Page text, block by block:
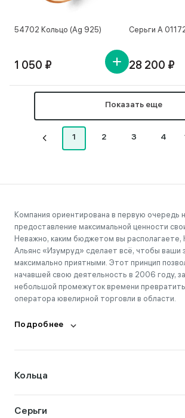
54702 Кольцо (Ag 925)
1 050 ₽ 28 200 ₽
Показать еще
1 2 3 4
Компания ориентирована в первую очередь
предоставление максимальной ценности
Неважно, каким бюджетом вы
Альянс «Изумруд» сделает всё, чтобы ваши
максимально приятными. Этот принцип
начавшей свою деятельность в 2006 году,
небольшой промежуток времени
оператора ювелирной торговли в области.
Подробнее
Кольца
Серьги